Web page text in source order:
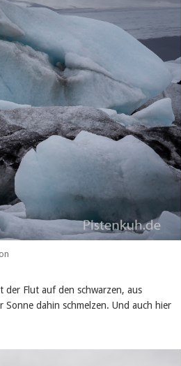
der Flut auf den schwarzen, aus
Sonne dahin schmelzen. Und auch hier